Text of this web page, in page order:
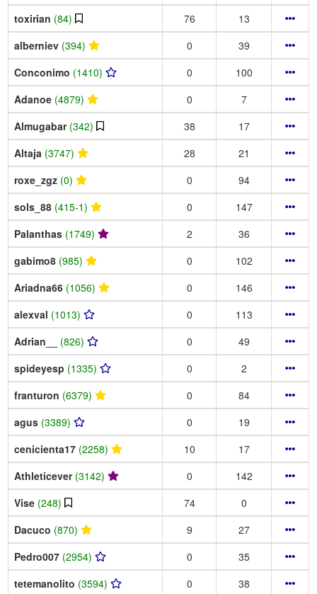
toxirian (84) 76
13
alberniev (394) 0
39
Conconimo (1410) 0
100
Adanoe (4879) 0
7
Almugabar (342) 38
17
Altaja (3747) 28
21
roxe_zgz (0) 0
94
sols_88 (415-1) 0
147
Palanthas (1749) 2
36
gabimo8 (985) 0
102
Ariadna66 (1056) 0
146
alexval (1013) 0
113
Adrian__ (826) 0
49
spideyesp (1335) 0
2
franturon (6379) 0
84
agus (3389) 0
19
cenicienta17 (2258) 10
17
Athleticever (3142) 0
142
Vise (248) 74
0
Dacuco (870) 9
27
Pedro007 (2954) 0
35
tetemanolito (3594) 0 38